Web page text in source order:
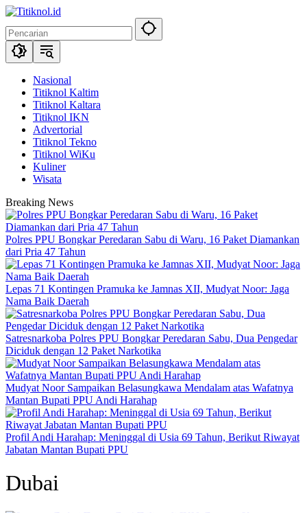
Langsung
konten
Nasional
Titiknol Kaltim
Titiknol Kaltara
Titiknol IKN
Advertorial
Titiknol Tekno
Titiknol WiKu
Kuliner
Wisata
Breaking News
Polres PPU Bongkar Peredaran Sabu di Waru, 16 Paket Diamankan
dari Pria 47 Tahun
Lepas 71 Kontingen Pramuka ke Jamnas XII, Mudyat Noor: Jaga
Nama Baik Daerah
Satresnarkoba Polres PPU Bongkar Peredaran Sabu, Dua Pengedar
Diciduk dengan 12 Paket Narkotika
Mudyat Noor Sampaikan Belasungkawa Mendalam atas Wafatnya
Mantan Bupati PPU Andi Harahap
Profil Andi Harahap: Meninggal di Usia 69 Tahun, Berikut Riwayat
Jabatan Mantan Bupati PPU
Dubai